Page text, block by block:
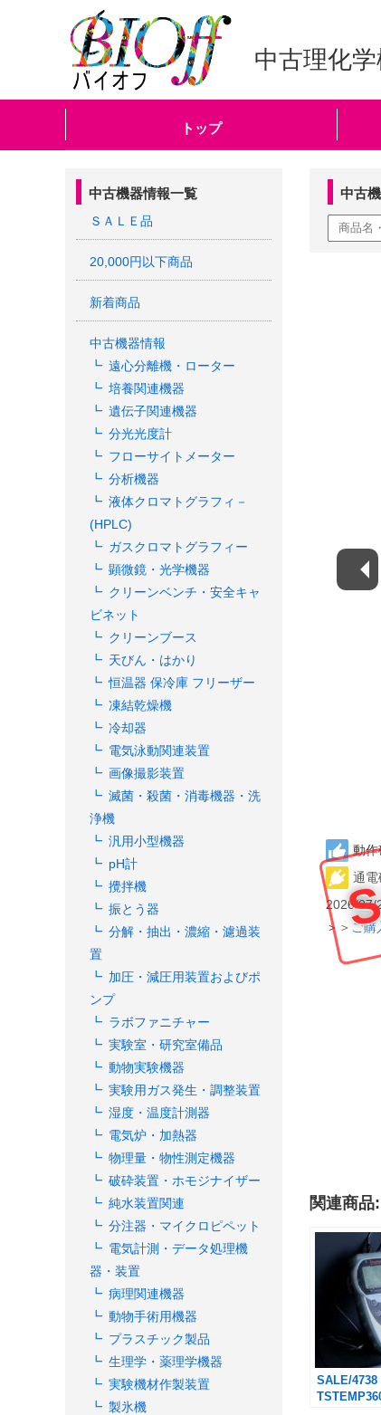
中古理化
トップ
中古機器情報一覧
ＳＡＬＥ品
20,000円以下商品
新着商品
中古機器情報
遠心分離機・ローター
培養関連機器
遺伝子関連機器
分光光度計
フローサイトメーター
分析機器
液体クロマトグラフィ－
(HPLC)
ガスクロマトグラフィー
顕微鏡・光学機器
クリーンベンチ・安全キャ
ビネット
クリーンブース
天びん・はかり
恒温器 保冷庫 フリーザー
凍結乾燥機
冷却器
電気泳動関連装置
画像撮影装置
滅菌・殺菌・消毒機器・洗
浄機
汎用小型機器
pH計
攪拌機
振とう器
分解・抽出・濃縮・濾過装
置
加圧・減圧用装置およびポ
ンプ
ラボファニチャー
実験室・研究室備品
動物実験機器
実験用ガス発生・調整装置
湿度・温度計測器
電気炉・加熱器
物理量・物性測定機器
破砕装置・ホモジナイザー
純水装置関連
分注器・マイクロピペット
電気計測・データ処理機
器・装置
病理関連機器
動物手術用機器
プラスチック製品
生理学・薬理学機器
実験機材作製装置
製氷機
中古
動作
通
2026/07/
＞＞ ご購
関連商品:
SALE/4738